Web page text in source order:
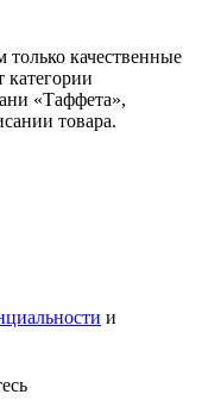
качественные
категории
«Таффета»,
товара.
и